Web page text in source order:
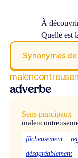
À
Quelle est
Synonymes de
adverbe
Sens principaux
fâcheusement
désagréablement